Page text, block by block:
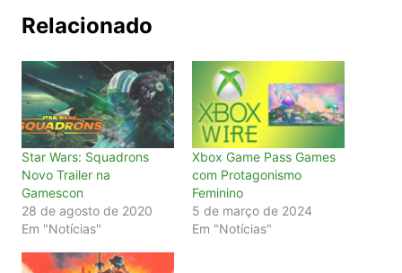
Relacionado
Star Wars: Squadrons
Novo Trailer na
Gamescon
28 de agosto de 2020
Em "Notícias"
Xbox Game Pass Games
com Protagonismo
Feminino
5 de março de 2024
Em "Notícias"